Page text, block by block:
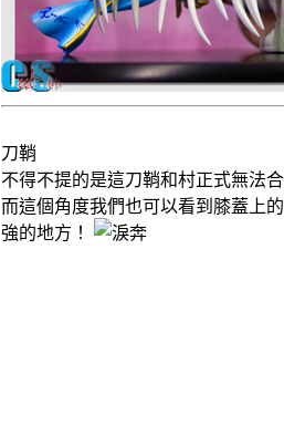
刀鞘
不得不提的是這刀鞘和村正式無法
而這個角度我們也可以看到膝蓋上
強的地方！